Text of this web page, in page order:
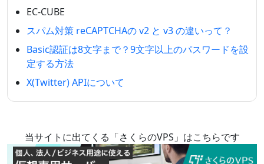
EC-CUBE
スパム対策 reCAPTCHAの v2 と v3 の違いって？
Basic認証は8文字まで？9文字以上のパスワードを設
定する方法
X(Twitter) APIについて
当サイトに出てくる「さくらのVPS」はこちらです